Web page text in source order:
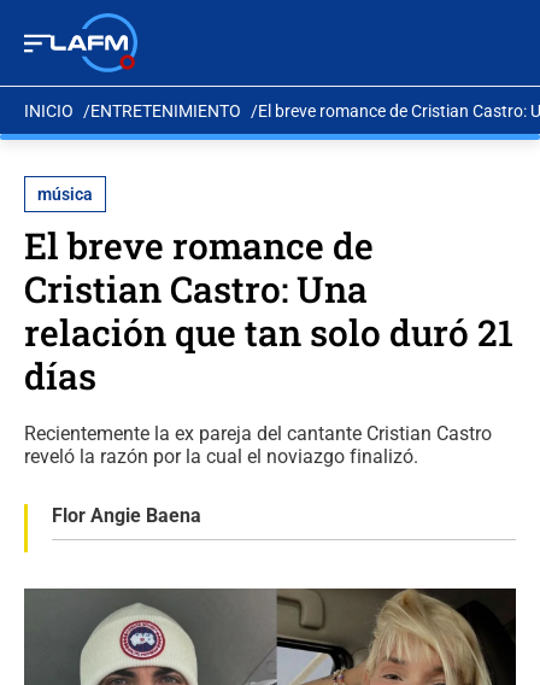
INICIO ENTRETENIMIENTO El breve romance de Cristian Castro:
música
El breve romance de
Cristian Castro: Una
relación que tan solo duró 21
días
Recientemente la ex pareja del cantante Cristian Castro
reveló la razón por la cual el noviazgo finalizó.
Flor Angie Baena